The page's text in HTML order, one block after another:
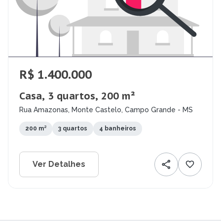
R$ 1.400.000
Casa, 3 quartos, 200 m²
Rua Amazonas, Monte Castelo, Campo Grande - MS
200 m² 3 quartos 4 banheiros
Ver Detalhes